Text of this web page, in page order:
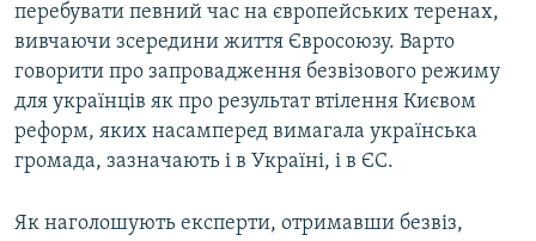
перебувати певний час на європейських теренах,
вивчаючи зсередини життя Євросоюзу. Варто
говорити про запровадження безвізового режиму
для українців як про результат втілення Києвом
реформ, яких насамперед вимагала українська
громада, зазначають і в Україні, і в ЄС.
Як наголошують експерти, отримавши безвіз,